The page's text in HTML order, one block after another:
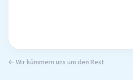
← Wir kümmern uns um den Rest